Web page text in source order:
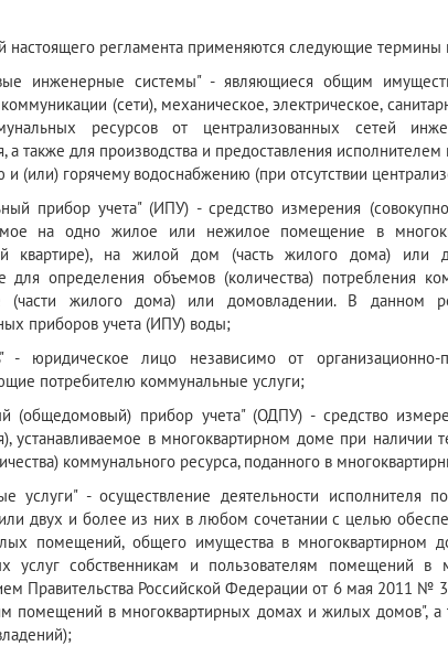
настоящего регламента применяются следующие термины
инженерные системы" - являющиеся общим
(сети), механическое, электрическое,
ресурсов от централизованных сетей
а также для производства и предоставления
и (или) горячему водоснабжению (при отсутствии
прибор учета" (ИПУ) - средство измерения
на одно жилое или нежилое помещение в
квартире), на жилой дом (часть жилого дома) или
для определения объемов (количества) потребления
жилого дома) или домовладении. В данном
приборов учета (ИПУ) воды;
- юридическое лицо независимо от
потребителю коммунальные услуги;
(общедомовый) прибор учета" (ОДПУ) - средство
устанавливаемое в многоквартирном доме при
коммунального ресурса, поданного в
услуги" - осуществление деятельности исполнителя
двух и более из них в любом сочетании с целью
помещений, общего имущества в многоквартирном
услуг собственникам и пользователям помещений
Правительства Российской Федерации от 6 мая 2011 №
помещений в многоквартирных домах и жилых домов",